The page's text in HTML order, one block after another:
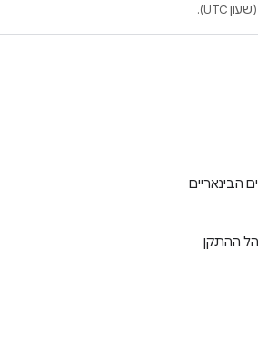
הבינאריים
ההתקן